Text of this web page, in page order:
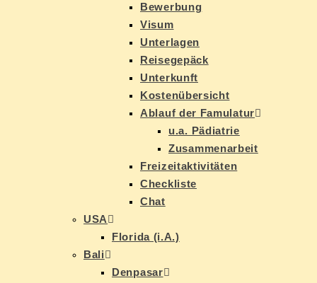
Be­wer­bung
Vi­sum
Un­ter­la­gen
Rei­se­ge­päck
Un­ter­kunft
Kos­ten­über­sicht
Ab­lauf der Famulatur
u.a. Päd­ia­trie
Zu­sam­men­ar­beit
Frei­zeit­ak­ti­vi­tä­ten
Check­lis­te
Chat
USA
Flo­ri­da (i.A.)
Ba­li
Den­pasar